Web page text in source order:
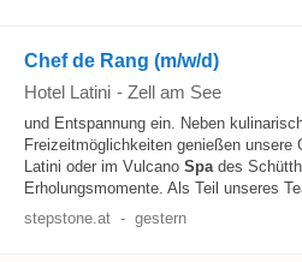
Chef de Rang (m/w/d)
Hotel Latini - Zell am See
und Entspannung ein. Neben
Freizeitmöglichkeiten genießen unsere
Latini oder im Vulcano Spades
Erholungsmomente. Als Teil unseres
stepstone.at - gestern